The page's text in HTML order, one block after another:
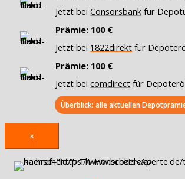
Jetzt beiConsorsbank für
Prämie: 100 €
Jetzt bei 1822direkt für
Prämie: 100 €
Jetzt beicomdirect für
Überblick: alle aktuellen
×